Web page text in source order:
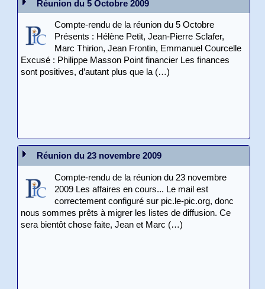
Réunion du 5 Octobre 2009
Compte-rendu de la réunion du 5 Octobre
Présents : Hélène Petit, Jean-Pierre Sclafer,
Marc Thirion, Jean Frontin, Emmanuel Courcelle
Excusé : Philippe Masson Point financier Les finances
sont positives, d’autant plus que la (…)
Réunion du 23 novembre 2009
Compte-rendu de la réunion du 23 novembre
2009 Les affaires en cours... Le mail est
correctement configuré sur pic.le-pic.org, donc
nous sommes prêts à migrer les listes de diffusion. Ce
sera bientôt chose faite, Jean et Marc (…)